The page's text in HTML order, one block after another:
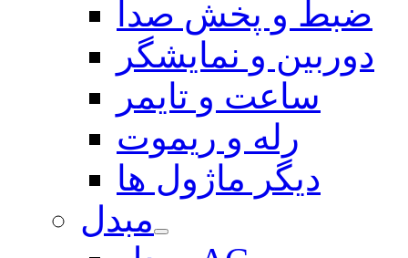
ضبط و پخش صدا
دوربین و نمایشگر
ساعت و تایمر
رله و ریموت
دیگر ماژول ها
مبدل